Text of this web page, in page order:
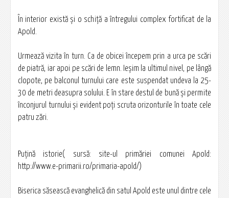
În interior există şi o schiţă a întregului complex fortificat de la
Apold.
Urmează vizita în turn. Ca de obicei începem prin a urca pe scări
de piatră, iar apoi pe scări de lemn. Ieşim la ultimul nivel, pe lângă
clopote, pe balconul turnului care este suspendat undeva la 25-
30 de metri deasupra solului. E în stare destul de bună şi permite
înconjurul turnului şi evident poţi scruta orizonturile în toate cele
patru zări.
Puţină istorie( sursă: site-ul primăriei comunei Apold:
http://www.e-primarii.ro/primaria-apold/)
Biserica săsească evanghelică din satul Apold este unul dintre cele